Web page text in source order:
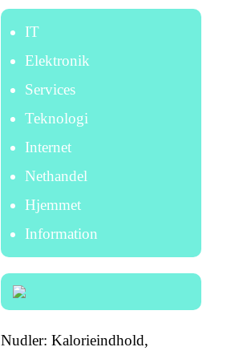
IT
Elektronik
Services
Teknologi
Internet
Nethandel
Hjemmet
Information
Nudler: Kalorieindhold,